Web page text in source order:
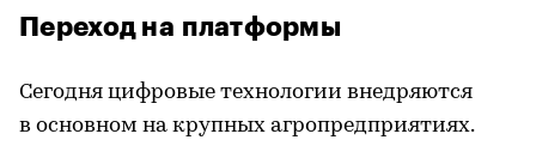
Переход на платформы
Сегодня цифровые технологии внедряются
в основном на крупных агропредприятиях.